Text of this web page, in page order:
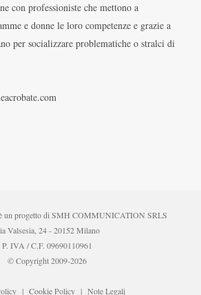
con professioniste che mettono a
e donne le loro competenze e grazie a
per socializzare problematiche o stralci di
un progetto di SMH COMMUNICATION SRLS
Valsesia, 24 - 20152 Milano
P. IVA / C.F. 09690110961
© Copyright 2009-2026
| Cookie Policy| Note Legali